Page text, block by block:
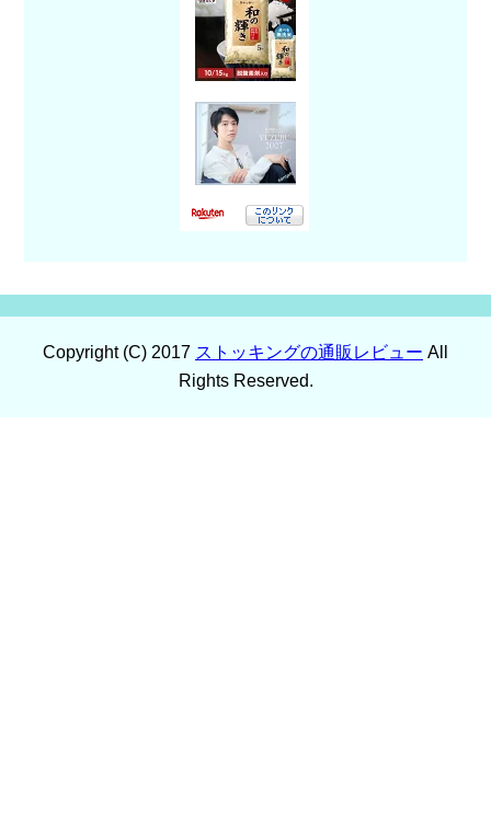
Copyright (C) 2017 ストッキングの通販レビュー All
Rights Reserved.